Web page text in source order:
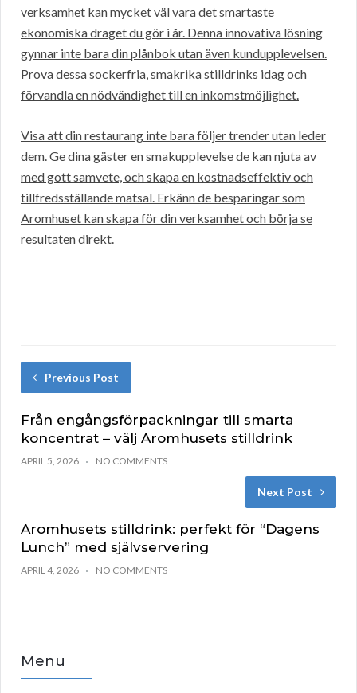
verksamhet kan mycket väl vara det smartaste
ekonomiska draget du gör i år. Denna innovativa lösning
gynnar inte bara din plånbok utan även kundupplevelsen.
Prova dessa sockerfria, smakrika stilldrinks idag och
förvandla en nödvändighet till en inkomstmöjlighet.
Visa att din restaurang inte bara följer trender utan leder
dem. Ge dina gäster en smakupplevelse de kan njuta av
med gott samvete, och skapa en kostnadseffektiv och
tillfredsställande matsal. Erkänn de besparingar som
Aromhuset kan skapa för din verksamhet och börja se
resultaten direkt.
Previous Post
Från engångsförpackningar till smarta
koncentrat – välj Aromhusets stilldrink
APRIL 5, 2026 NO COMMENTS
Next Post
Aromhusets stilldrink: perfekt för “Dagens
Lunch” med självservering
APRIL 4, 2026 NO COMMENTS
Menu